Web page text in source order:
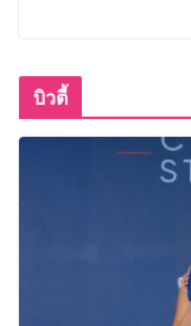
บิวตี้